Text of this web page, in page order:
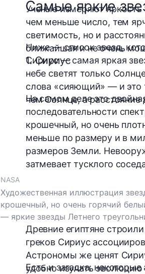
Самые яркие
Ученые измеряют
чем меньше число, тем
светимость, но и
ближайшая и не очень
Ниже — список звезд,
1. Сириус
Сириус — самая яркая
небе светят только
слова «сияющий» — и это
чем Солнце, а расстояние
На самом деле это
последовательности
крошечный, но очень
меньше по размеру и в
размеров Земли.
затмевает тусклого
NASA
Художественная иллюстрация
крошечный, но очень горячий
— яркие звезды Летнего
Древние египтяне
греков Сириус
Астрономы же ценят
удобно изучать эволюцию
Есть и загадка: